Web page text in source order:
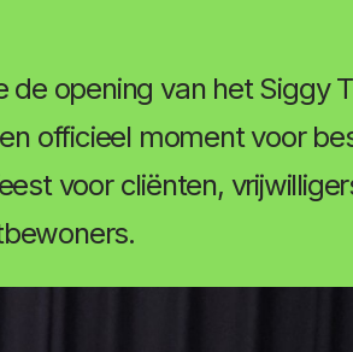
opening van het Siggy
officieel moment voor
voor cliënten,